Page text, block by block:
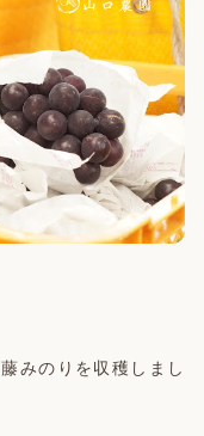
みのりを収穫しまし